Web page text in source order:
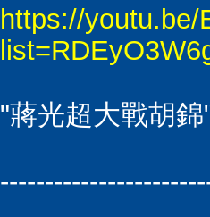
https://youtu.be/
"蔣光超大戰胡